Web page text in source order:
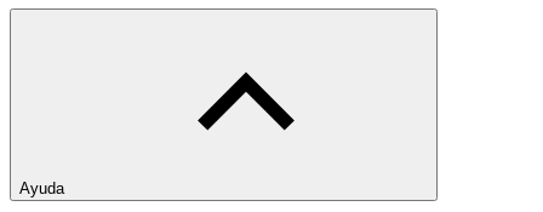
Ayuda